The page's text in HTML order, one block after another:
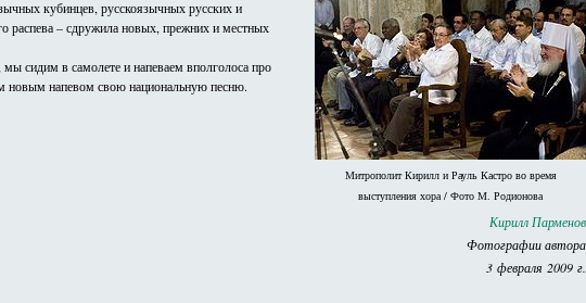
Митрополит Кирилл и Рауль Кастро во время
выступления хора / Фото М. Родионова
кубинцев, русскоязычных русских и
распева – сдружила новых, прежних и местных
сидим в самолете и напеваем вполголоса про
новым напевом свою национальную песню.
Кирилл Парменов
Фотографии автора
3 февраля 2009 г.